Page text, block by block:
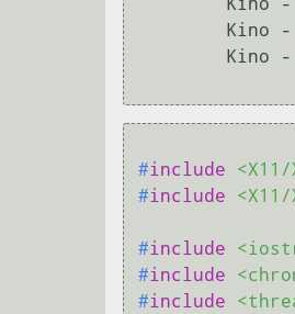
#include
#include
#include
#include
#include